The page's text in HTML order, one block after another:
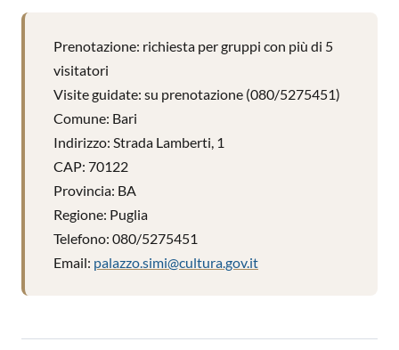
Prenotazione: richiesta per gruppi con più di 5
visitatori
Visite guidate: su prenotazione (080/5275451)
Comune: Bari
Indirizzo: Strada Lamberti, 1
CAP: 70122
Provincia: BA
Regione: Puglia
Telefono: 080/5275451
Email: palazzo.simi@cultura.gov.it